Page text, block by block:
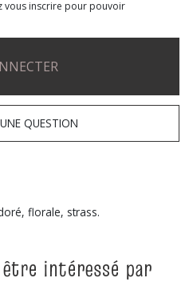
vous inscrire pour pouvoir
QUESTION
florale, strass.
intéressé par